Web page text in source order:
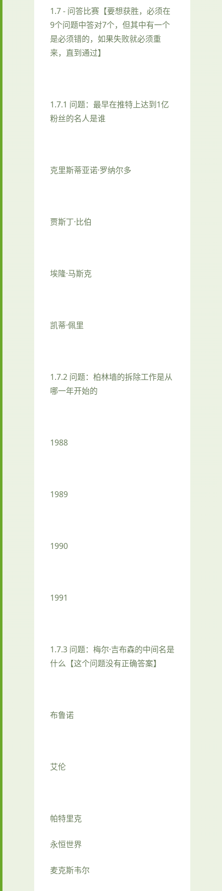
1.7 - 问答比赛【要想获胜，必须在
9个问题中答对7个，但其中有一个
是必须错的，如果失败就必须重
来，直到通过】
1.7.1 问题：最早在推特上达到1亿
粉丝的名人是谁
克里斯蒂亚诺·罗纳尔多
贾斯丁·比伯
埃隆·马斯克
凯蒂·佩里
1.7.2 问题：柏林墙的拆除工作是从
哪一年开始的
1988
1989
1990
1991
1.7.3 问题：梅尔·吉布森的中间名是
什么【这个问题没有正确答案】
布鲁诺
艾伦
帕特里克
永恒世界
麦克斯韦尔